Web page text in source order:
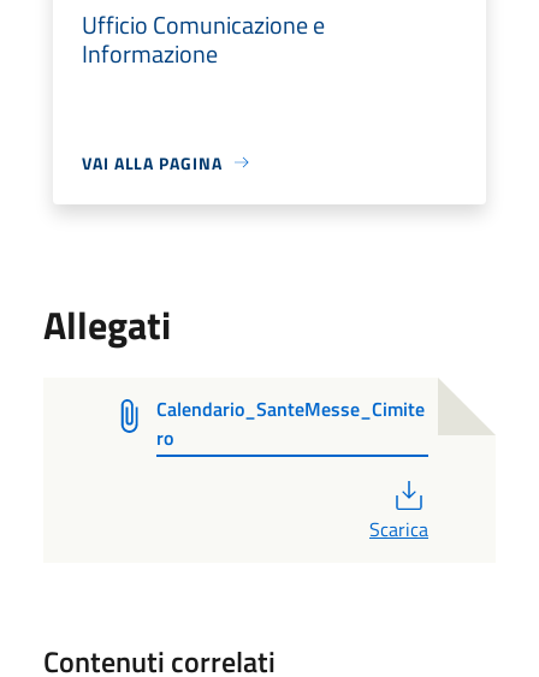
Ufficio Comunicazione e
Informazione
VAI ALLA PAGINA
Allegati
Calendario_SanteMesse_Cimite
ro
Scarica
Contenuti correlati